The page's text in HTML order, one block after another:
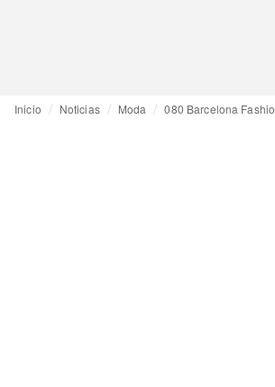
Inicio Noticias Moda